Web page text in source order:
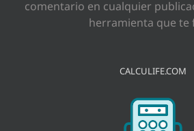
comentario en cualquier
herramienta que te
CALCULIFE.COM